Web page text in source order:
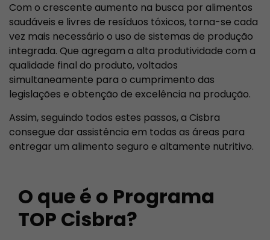
Com o crescente aumento na busca por alimentos
saudáveis e livres de resíduos tóxicos, torna-se cada
vez mais necessário o uso de sistemas de produção
integrada. Que agregam a alta produtividade com a
qualidade final do produto, voltados
simultaneamente para o cumprimento das
legislações e obtenção de excelência na produção.
Assim, seguindo todos estes passos, a Cisbra
consegue dar assistência em todas as áreas para
entregar um alimento seguro e altamente nutritivo.
O que é o Programa
TOP Cisbra?